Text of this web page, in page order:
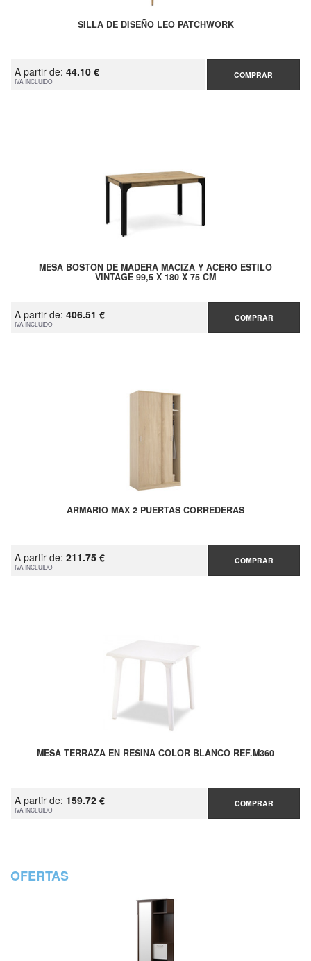
SILLA DE DISEÑO LEO PATCHWORK
A partir de: 44.10 €
IVA INCLUIDO
COMPRAR
MESA BOSTON DE MADERA MACIZA Y ACERO ESTILO
VINTAGE 99,5 X 180 X 75 CM
A partir de: 406.51 €
IVA INCLUIDO
COMPRAR
ARMARIO MAX 2 PUERTAS CORREDERAS
A partir de: 211.75 €
IVA INCLUIDO
COMPRAR
MESA TERRAZA EN RESINA COLOR BLANCO REF.M360
A partir de: 159.72 €
IVA INCLUIDO
COMPRAR
OFERTAS